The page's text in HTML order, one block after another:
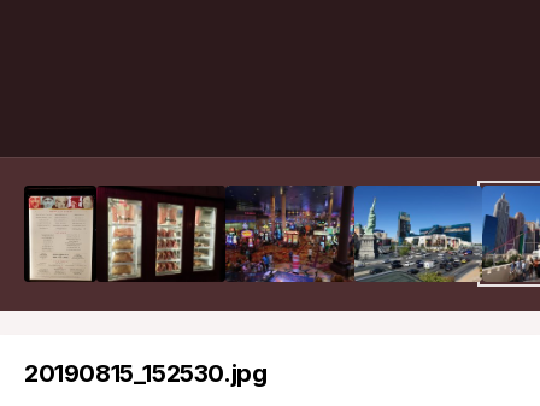
20190815_152530.jpg